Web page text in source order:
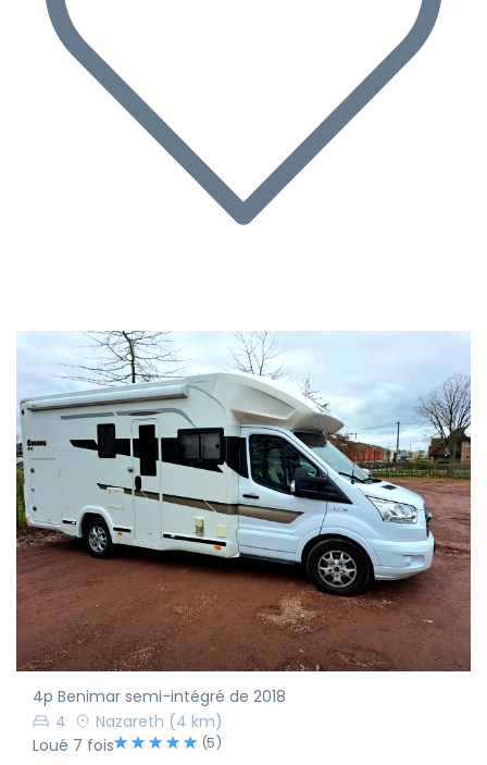
4p Benimar semi-intégré de 2018
4
Nazareth (4 km)
Loué 7 fois
(5)